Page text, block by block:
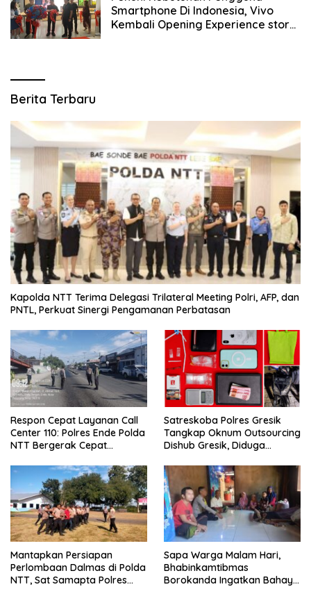
Smartphone Di Indonesia, Vivo
Kembali Opening Experience store
Berita Terbaru
Kapolda NTT Terima Delegasi Trilateral Meeting Polri, AFP, dan
PNTL, Perkuat Sinergi Pengamanan Perbatasan
Respon Cepat Layanan Call
Center 110: Polres Ende Polda
NTT Bergerak Cepat
Simpang Lima
Satreskoba Polres Gresik
Tangkap Oknum Outsourcing
Dishub Gresik, Diduga
Bangkalan
Mantapkan Persiapan
Perlombaan Dalmas di Polda
NTT, Sat Samapta Polres
Sapa Warga Malam Hari,
Bhabinkamtibmas
Borokanda Ingatkan Bahaya